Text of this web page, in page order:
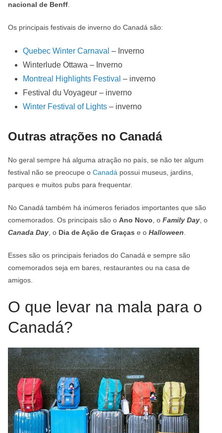
nacional de Benff
Os principais festivais de inverno do Canadá são:
Quebec Winter Carnaval – Inverno
Winterlude Ottawa – Inverno
Montreal Highlights Festival – inverno
Festival du Voyageur – inverno
Winter Festival of Lights – inverno
Outras atrações no Canadá
No geral sempre há alguma atração no país, se não ter algum
festival não se preocupe o Canadá possui museus, jardins,
parques e muitos pubs para frequentar.
No Canadá também há inúmeros feriados importantes que são
comemorados. Os principais são o Ano Novo , o Family Day , o
Canada Day , o Dia de Ação de Graças e o Halloween
Esses são os principais feriados do Canadá e sempre são
comemorados seja em bares, restaurantes ou na casa de
amigos.
O que levar na mala para o
Canadá?